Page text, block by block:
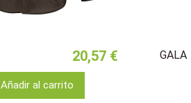
20,57 €
Añadir al carrito
GALA